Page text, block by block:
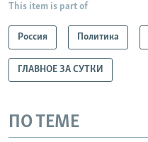
This item is part of
Россия Политика
ГЛАВНОЕ ЗА СУТКИ
ПО ТЕМЕ